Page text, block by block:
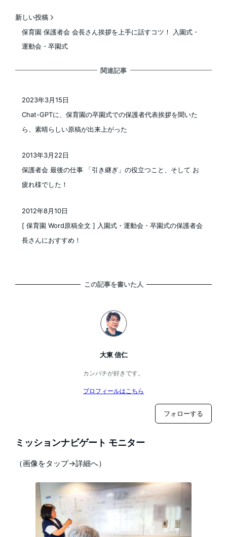
新しい投稿
保育園 保護者会 会長さん挨拶を上手に話すコツ！ 入園式・
運動会・卒園式
関連記事
Chat-GPTに、保育園の卒園式での保護者代表挨拶を聞いた
ら、素晴らしい原稿が出来上がった
2023年3月15日
保護者会 最後の仕事 「引き継ぎ」の役立つこと、そして お
疲れ様でした！
2013年3月22日
[ 保育園 Word原稿全文 ] 入園式・運動会・卒園式の保護者会
長さんにおすすめ！
2012年8月10日
この記事を書いた人
大東 信仁
カンパチが好きです。
プロフィールはこちら
フォローする
ミッションナビゲート モニター
（画像をタップ→詳細へ）